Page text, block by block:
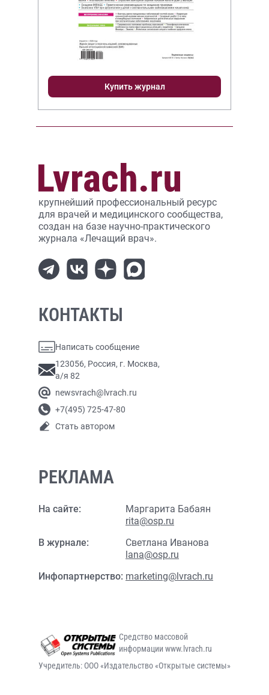
Купить журнал
крупнейший профессиональный ресурс
для врачей и медицинского сообщества,
создан на базе научно-практического
журнала «Лечащий врач».
КОНТАКТЫ
Написать сообщение
123056, Россия, г. Москва,
а/я 82
newsvrach@lvrach.ru
+7(495) 725-47-80
Стать автором
РЕКЛАМА
На сайте:
Маргарита Бабаян
rita@osp.ru
В журнале:
Светлана Иванова
lana@osp.ru
Инфопартнерство: marketing@lvrach.ru
Средство массовой
информации www.lvrach.ru
Учредитель: ООО «Издательство «Открытые системы»